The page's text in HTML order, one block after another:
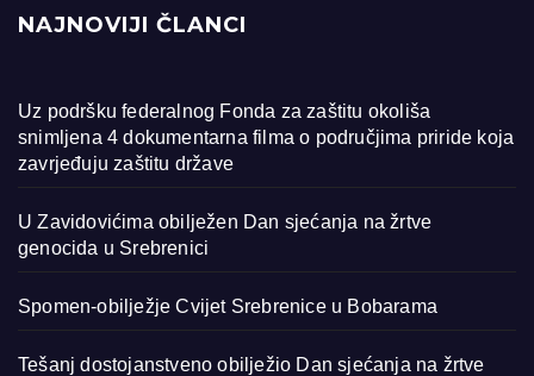
NAJNOVIJI ČLANCI
Uz podršku federalnog Fonda za zaštitu okoliša
snimljena 4 dokumentarna filma o područjima priride koja
zavrjeđuju zaštitu države
U Zavidovićima obilježen Dan sjećanja na žrtve
genocida u Srebrenici
Spomen-obilježje Cvijet Srebrenice u Bobarama
Tešanj dostojanstveno obilježio Dan sjećanja na žrtve